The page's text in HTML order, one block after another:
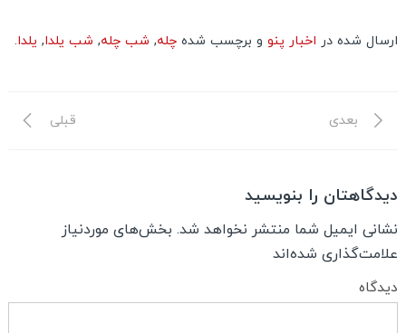
ارسال شده در اخبار پنو و برچسب شدهچله, شب چله, شب یلدا, یلدا.
راهبری
نوشته
قبلی
قبلی نوشته
بعدی
بعدی
دیدگاهتان را بنویسید
نشانی ایمیل شما منتشر نخواهد شد. بخش‌های موردنیاز
علامت‌گذاری شده‌اند
دیدگاه